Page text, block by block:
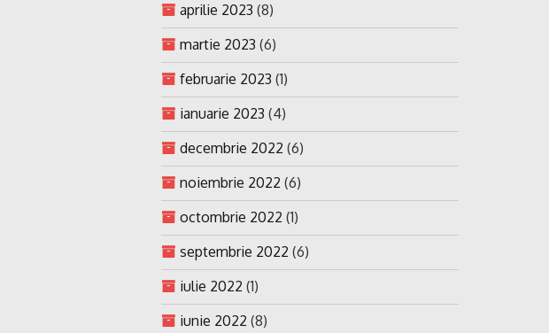
aprilie 2023 (8)
martie 2023 (6)
februarie 2023 (1)
ianuarie 2023 (4)
decembrie 2022 (6)
noiembrie 2022 (6)
octombrie 2022 (1)
septembrie 2022 (6)
iulie 2022 (1)
iunie 2022 (8)